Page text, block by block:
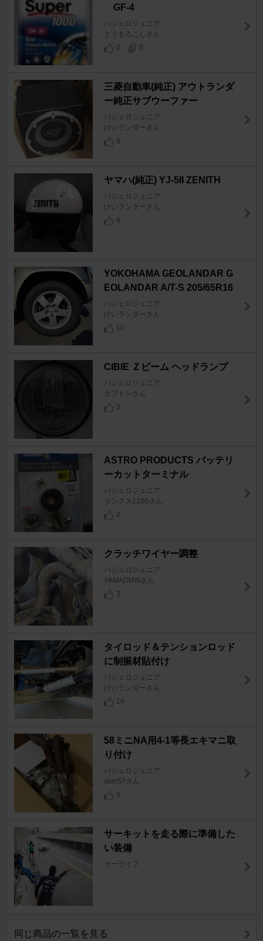
GF-4
パジェロジュニア
とうもろこしさん
0
0
三菱自動車(純正) アウトランダ
ー純正サブウーファー
パジェロジュニア
けいランダーさん
9
ヤマハ(純正) YJ-5II ZENITH
パジェロジュニア
けいランダーさん
6
YOKOHAMA GEOLANDAR G
EOLANDAR A/T-S 205/65R16
パジェロジュニア
けいランダーさん
10
CIBIE Ｚビーム ヘッドランプ
パジェロジュニア
カプトンさん
3
ASTRO PRODUCTS バッテリ
ーカットターミナル
パジェロジュニア
リンクス1100さん
2
クラッチワイヤー調整
パジェロジュニア
YAMADIANさん
3
タイロッド＆テンションロッド
に制振材貼付け
パジェロジュニア
けいランダーさん
14
58ミニNA用4-1等長エキマニ取
り付け
パジェロジュニア
shin57さん
5
サーキットを走る際に準備した
い装備
カーライフ
同じ商品の一覧を見る